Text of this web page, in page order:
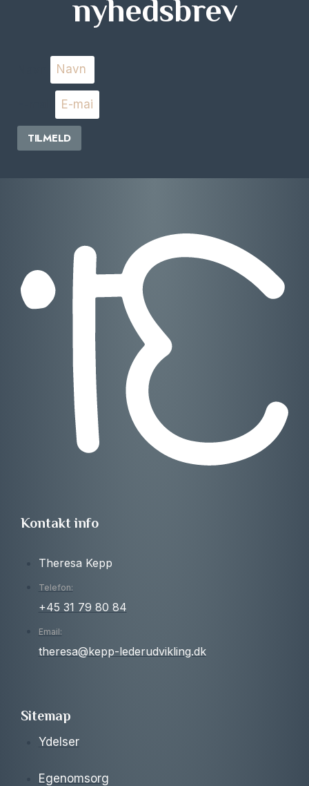
nyhedsbrev
TILMELD
Kontakt info
Theresa Kepp
Telefon:
+45 31 79 80 84
Email:
theresa@kepp-lederudvikling.dk
Sitemap
Ydelser
Egenomsorg